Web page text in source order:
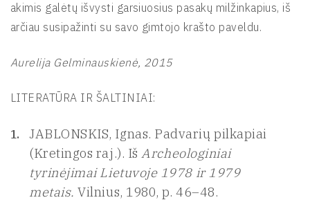
akimis galėtų išvysti garsiuosius pasakų milžinkapius, iš
arčiau susipažinti su savo gimtojo krašto paveldu.
Aurelija Gelminauskienė, 2015
LITERATŪRA IR ŠALTINIAI:
JABLONSKIS, Ignas. Padvarių pilkapiai
(Kretingos raj.). IšArcheologiniai
tyrinėjimai Lietuvoje 1978 ir 1979
metais. Vilnius, 1980, p. 46–48.